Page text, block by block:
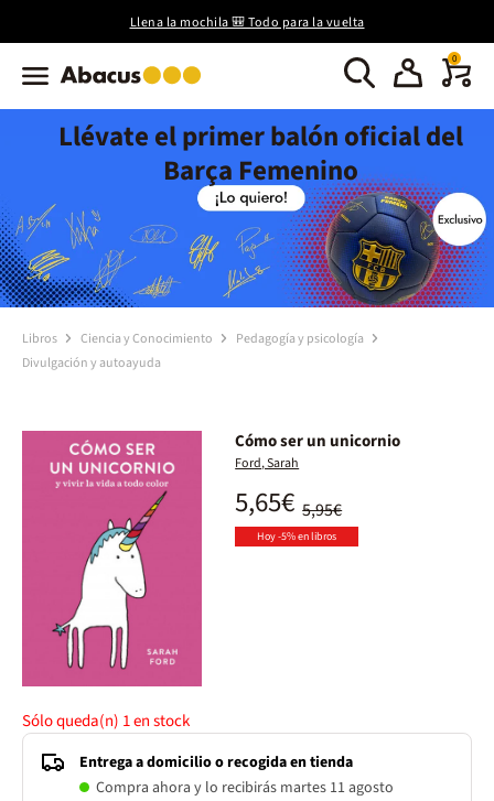
Llena la mochila 🎒 Todo para la vuelta
0
Llévate el primer balón oficial del
Barça Femenino
Libros Ciencia y Conocimiento
Pedagogía y psicología
Divulgación y autoayuda
Cómo ser un unicornio
Ford, Sarah
5,95€
5,65€
Hoy -5% en libros
Sólo queda(n) 1en stock
Entrega a domicilio o recogida en tienda
Compra ahora y lo recibirás martes 11 agosto